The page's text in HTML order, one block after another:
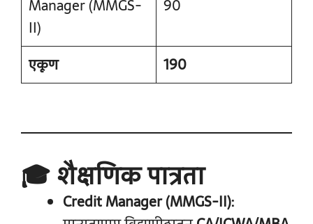
Manager (MMGS-
II)
90
एकूण 190
🎓 शैक्षणिक पात्रता
Credit Manager (MMGS-II):